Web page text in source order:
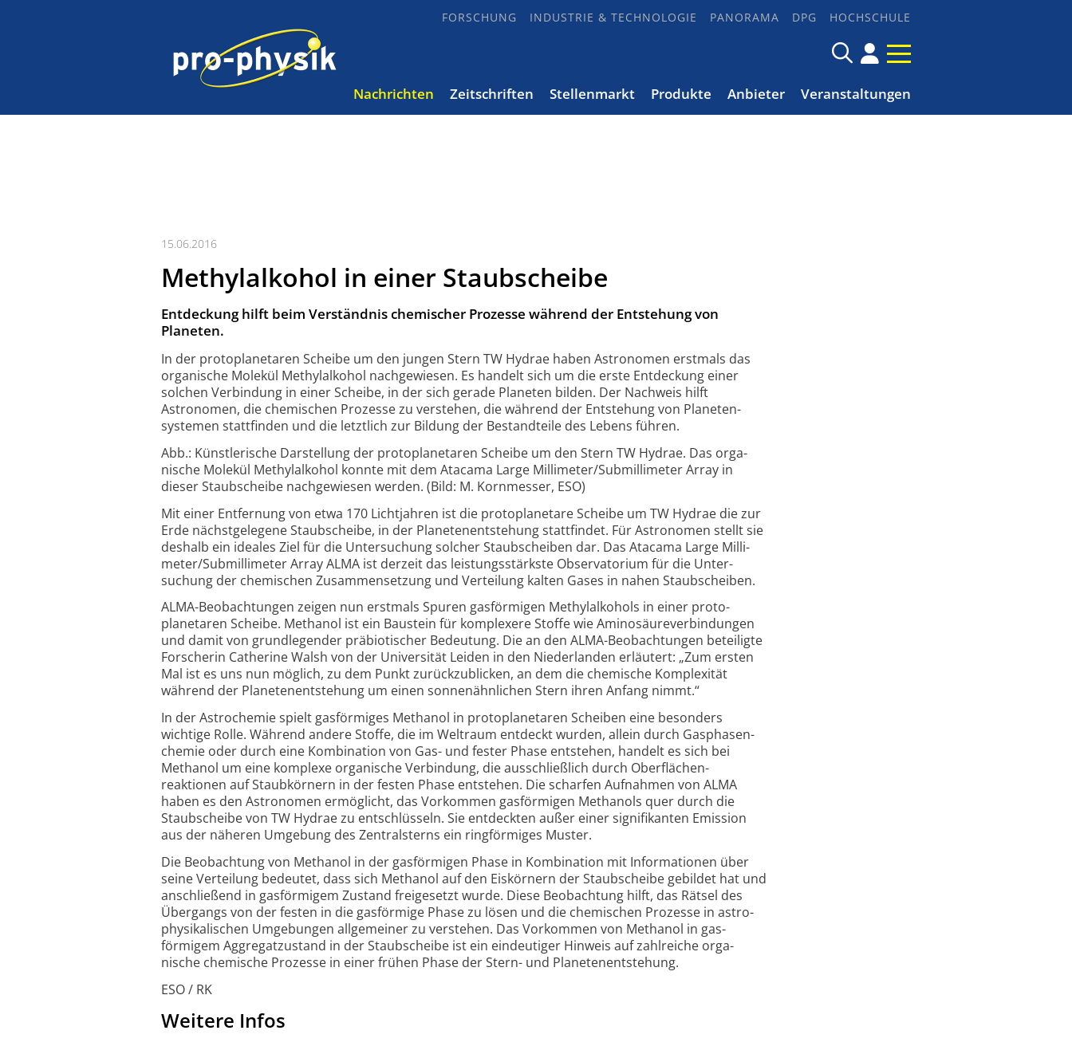
FORSCHUNG INDUSTRIE & TECHNOLOGIE PANORAMA DPG HOCHSCHULE
Nachrichten Zeitschriften Stellenmarkt Produkte Anbieter Veranstaltungen
15.06.2016
Methylalkohol in einer Staubscheibe
Entdeckung hilft beim Verständnis chemischer Prozesse während der Ent­stehung von
Planeten.
In der protoplanetaren Scheibe um den jungen Stern TW Hydrae haben Astro­nomen erst­mals das
orga­nische Molekül Methyl­alkohol nach­ge­wiesen. Es handelt sich um die erste Entdeckung einer
solchen Verbindung in einer Scheibe, in der sich gerade Planeten bilden. Der Nachweis hilft
Astronomen, die chemischen Prozesse zu verstehen, die während der Entstehung von Planeten­
systemen statt­finden und die letztlich zur Bildung der Bestand­teile des Lebens führen.
Abb.: Künstlerische Darstellung der proto­plane­taren Scheibe um den Stern TW Hydrae. Das orga­
nische Molekül Methyl­alkohol konnte mit dem Atacama Large Milli­meter/Sub­milli­meter Array in
dieser Staub­scheibe nach­ge­wiesen werden. (Bild: M. Korn­messer, ESO)
Mit einer Entfernung von etwa 170 Lichtjahren ist die proto­planetare Scheibe um TW Hydrae die zur
Erde nächst­ge­legene Staub­scheibe, in der Planeten­ent­stehung statt­findet. Für Astro­nomen stellt sie
deshalb ein ideales Ziel für die Unter­suchung solcher Staub­scheiben dar. Das Atacama Large Milli­
meter/Sub­milli­meter Array ALMA ist derzeit das leistungs­stärkste Obser­vatorium für die Unter­
suchung der chemischen Zusammen­setzung und Verteilung kalten Gases in nahen Staub­scheiben.
ALMA-Beobachtungen zeigen nun erstmals Spuren gas­förmigen Methyl­alkohols in einer proto­
planetaren Scheibe. Methanol ist ein Baustein für komplexere Stoffe wie Amino­säure­ver­bindungen
und damit von grund­legender prä­biotischer Bedeutung. Die an den ALMA-Beob­achtungen beteiligte
Forscherin Catherine Walsh von der Uni­versität Leiden in den Nieder­landen erläutert: „Zum ersten
Mal ist es uns nun möglich, zu dem Punkt zurück­zu­blicken, an dem die chemische Komplexität
während der Planeten­ent­stehung um einen sonnen­ähn­lichen Stern ihren Anfang nimmt.“
In der Astrochemie spielt gasförmiges Methanol in proto­planetaren Scheiben eine besonders
wichtige Rolle. Während andere Stoffe, die im Weltraum entdeckt wurden, allein durch Gas­phasen­
chemie oder durch eine Kombi­nation von Gas- und fester Phase entstehen, handelt es sich bei
Methanol um eine komplexe organische Verbindung, die aus­schließlich durch Ober­flächen­
reaktionen auf Staub­körnern in der festen Phase entstehen. Die scharfen Aufnahmen von ALMA
haben es den Astronomen ermöglicht, das Vorkommen gas­förmigen Methanols quer durch die
Staub­scheibe von TW Hydrae zu ent­schlüsseln. Sie entdeckten außer einer signi­fi­kanten Emission
aus der näheren Umgebung des Zentral­sterns ein ring­förmiges Muster.
Die Beobachtung von Methanol in der gasförmigen Phase in Kombination mit Infor­mationen über
seine Verteilung bedeutet, dass sich Methanol auf den Eis­körnern der Staub­scheibe gebildet hat und
anschließend in gas­förmigem Zustand frei­ge­setzt wurde. Diese Beob­achtung hilft, das Rätsel des
Über­gangs von der festen in die gas­förmige Phase zu lösen und die chemischen Prozesse in astro­
physi­ka­lischen Umgebungen all­gemeiner zu verstehen. Das Vorkommen von Methanol in gas­
förmigem Aggregat­zustand in der Staub­scheibe ist ein ein­deutiger Hinweis auf zahl­reiche orga­
nische chemische Prozesse in einer frühen Phase der Stern- und Planeten­entstehung.
ESO / RK
Weitere Infos